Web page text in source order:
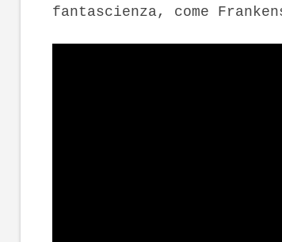
fantascienza, come